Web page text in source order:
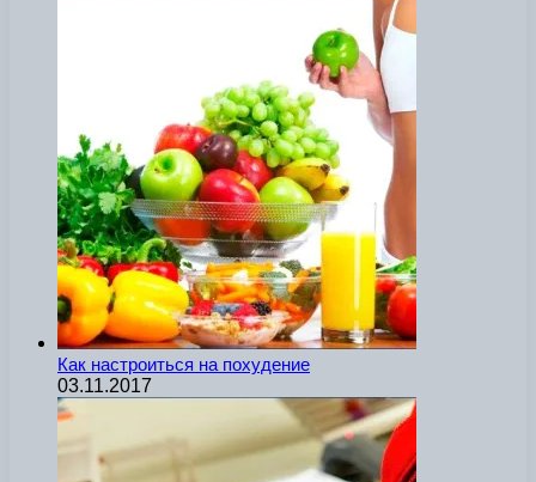
Как настроиться на похудение
03.11.2017